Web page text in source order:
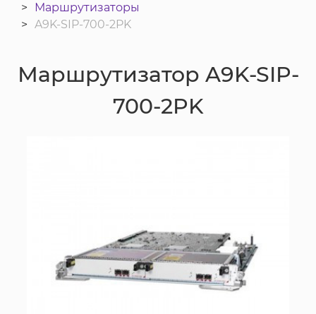
Маршрутизаторы
A9K-SIP-700-2PK
Маршрутизатор A9K-SIP-
700-2PK